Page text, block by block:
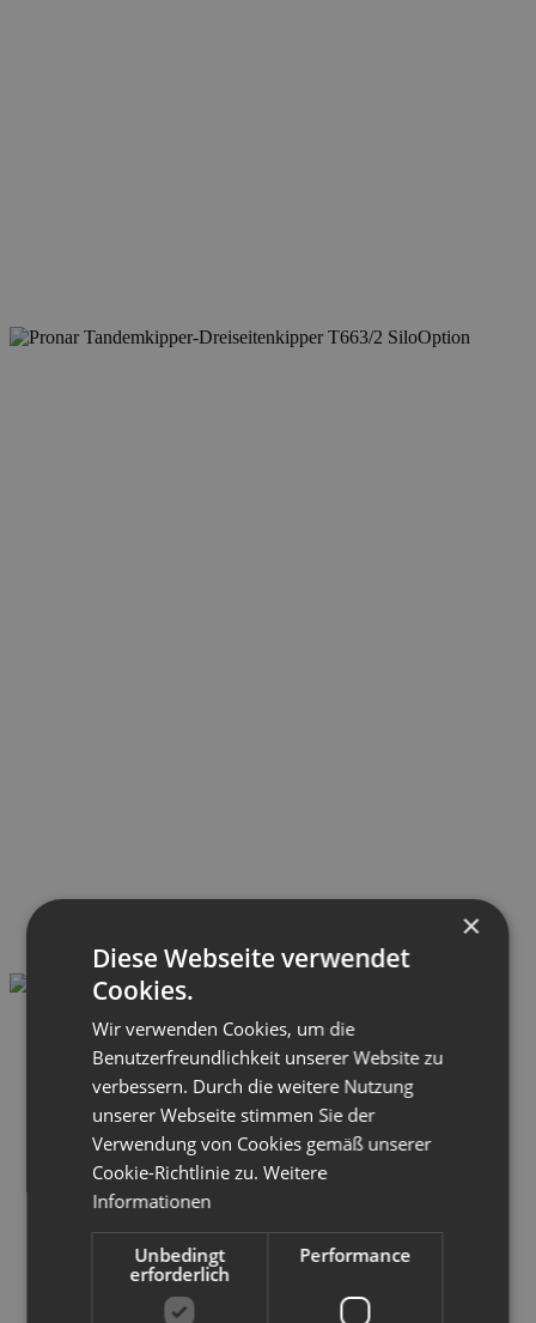
×
Diese Webseite verwendet
Cookies.
Wir verwenden Cookies, um die
Benutzerfreundlichkeit unserer Website zu
verbessern. Durch die weitere Nutzung
unserer Webseite stimmen Sie der
Verwendung von Cookies gemäß unserer
Cookie-Richtlinie zu.Weitere
Informationen
Unbedingt
erforderlich
Performance